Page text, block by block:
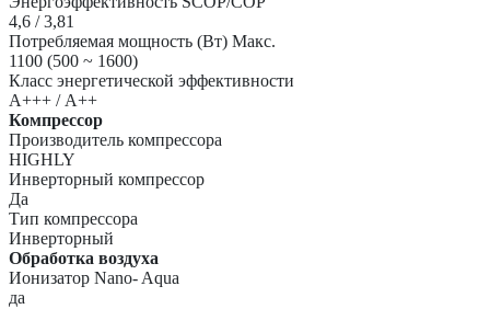
4,6 / 3,81
Потребляемая мощность (Вт) Макс.
1100 (500 ~ 1600)
Класс энергетической эффективности
А+++ / А++
Компрессор
Производитель компрессора
HIGHLY
Инверторный компрессор
Да
Тип компрессора
Инверторный
Обработка воздуха
Ионизатор Nano- Aqua
да